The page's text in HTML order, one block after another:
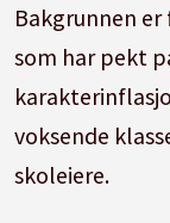
Bakgrunnen
som har pekt
voksende
skoleiere.